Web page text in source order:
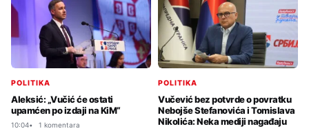
POLITIKA
Aleksić: „Vučić će ostati
upamćen po izdaji na KiM“
10:04 1 komentara
POLITIKA
Vučević bez potvrde o povratku
Nebojše Stefanovića i Tomislava
Nikolića: Neka mediji nagađaju